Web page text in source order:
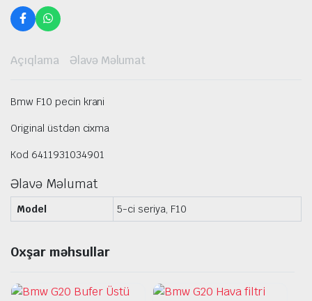
Açıqlama Əlavə Məlumat
Bmw F10 pecin krani
Original üstdən cixma
Kod 6411931034901
Əlavə Məlumat
Model 5-ci seriya, F10
Oxşar məhsullar